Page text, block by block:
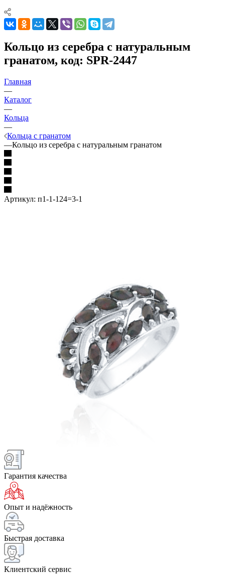
Кольцо из серебра с натуральным
гранатом, код: SPR-2447
Главная
—
Каталог
—
Кольца
—
Кольца с гранатом
—Кольцо из серебра с натуральным гранатом
Артикул: п1-1-124=3-1
Гарантия качества
Опыт и надёжность
Быстрая доставка
Клиентский сервис